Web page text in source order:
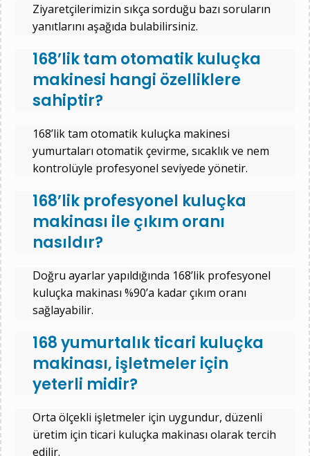
Ziyaretçilerimizin sıkça sorduğu bazı soruların
yanıtlarını aşağıda bulabilirsiniz.
168’lik tam otomatik kuluçka
makinesi hangi özelliklere
sahiptir?
168’lik tam otomatik kuluçka makinesi
yumurtaları otomatik çevirme, sıcaklık ve nem
kontrolüyle profesyonel seviyede yönetir.
168’lik profesyonel kuluçka
makinası ile çıkım oranı
nasıldır?
Doğru ayarlar yapıldığında 168’lik profesyonel
kuluçka makinası %90’a kadar çıkım oranı
sağlayabilir.
168 yumurtalık ticari kuluçka
makinası, işletmeler için
yeterli midir?
Orta ölçekli işletmeler için uygundur, düzenli
üretim için ticari kuluçka makinası olarak tercih
edilir.